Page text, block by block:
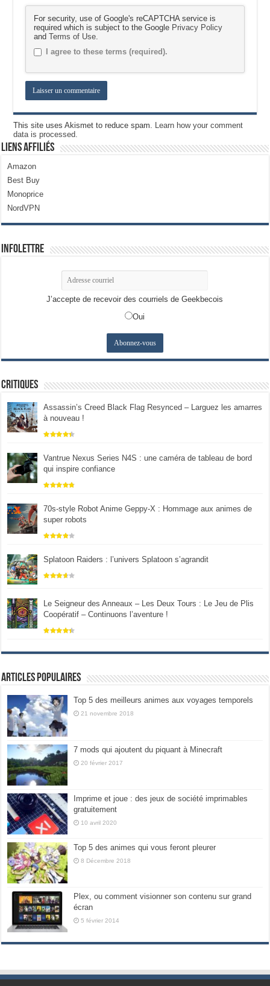
For security, use of Google's reCAPTCHA service is
required which is subject to the Google Privacy Policy
andTerms of Use.
I agree to these terms (required).
This site uses Akismet to reduce spam. Learn how your comment
data is processed.
Liens Affiliés
Amazon
Best Buy
Monoprice
NordVPN
Infolettre
J’accepte de recevoir des courriels de Geekbecois
Oui
Critiques
Assassin’s Creed Black Flag Resynced – Larguez les amarres
à nouveau !
Vantrue Nexus Series N4S : une caméra de tableau de bord
qui inspire confiance
70s-style Robot Anime Geppy-X : Hommage aux animes de
super robots
Splatoon Raiders : l’univers Splatoon s’agrandit
Le Seigneur des Anneaux – Les Deux Tours : Le Jeu de Plis
Coopératif – Continuons l’aventure !
Articles populaires
Top 5 des meilleurs animes aux voyages temporels
21 novembre 2018
7 mods qui ajoutent du piquant à Minecraft
20 février 2017
Imprime et joue : des jeux de société imprimables
gratuitement
10 avril 2020
Top 5 des animes qui vous feront pleurer
8 Décembre 2018
Plex, ou comment visionner son contenu sur grand
écran
5 février 2014